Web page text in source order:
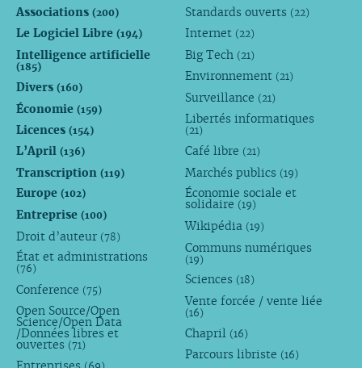
Associations (200)
Le Logiciel Libre (194)
Intelligence artificielle
(185)
Divers (160)
Économie (159)
Licences (154)
L’April (136)
Transcription (119)
Europe (102)
Entreprise (100)
Droit d’auteur (78)
État et administrations
(76)
Conference (75)
Open Source/Open
Science/Open Data
/Données libres et
ouvertes (71)
Standards ouverts (22)
Internet (22)
Big Tech (21)
Environnement (21)
Surveillance (21)
Libertés informatiques
(21)
Café libre (21)
Marchés publics (19)
Économie sociale et
solidaire (19)
Wikipédia (19)
Communs numériques
(19)
Sciences (18)
Vente forcée / vente liée
(16)
Chapril (16)
Parcours libriste (16)